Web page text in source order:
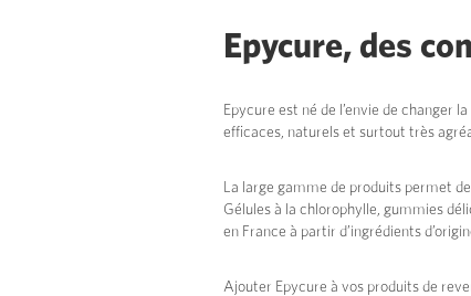
Epycure, des
Epycure est né de l’envie de changer
efficaces, naturels et surtout très
La large gamme de produits permet
Gélules à la chlorophylle, gummies
en France à partir d’ingrédients
Ajouter Epycure à vos produits de